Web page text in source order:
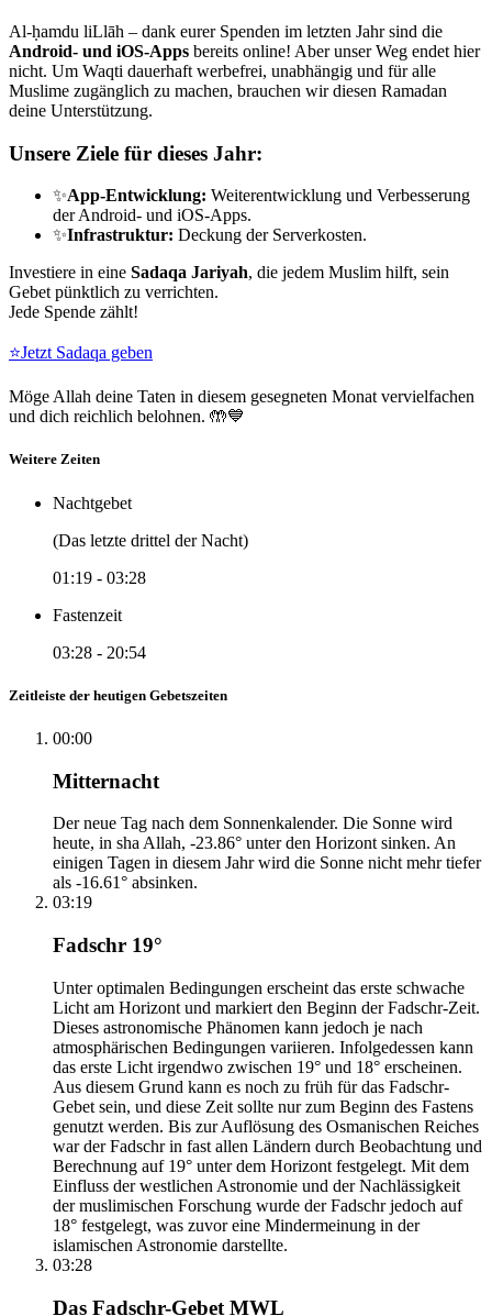
Al-ḥamdu liLlāh – dank eurer Spenden im letzten Jahr sind die
Android- und iOS-Apps bereits online! Aber unser Weg endet hier
nicht. Um Waqti dauerhaft werbefrei, unabhängig und für alle
Muslime zugänglich zu machen, brauchen wir diesen Ramadan
deine Unterstützung.
Unsere Ziele für dieses Jahr:
✨App-Entwicklung: Weiterentwicklung und Verbesserung
der Android- und iOS-Apps.
✨Infrastruktur: Deckung der Serverkosten.
Investiere in eine Sadaqa Jariyah, die jedem Muslim hilft, sein
Gebet pünktlich zu verrichten.
Jede Spende zählt!
⭐Jetzt Sadaqa geben
Möge Allah deine Taten in diesem gesegneten Monat vervielfachen
und dich reichlich belohnen. 🤲💙
Weitere Zeiten
Nachtgebet
(Das letzte drittel der Nacht)
01:19 - 03:28
Fastenzeit
03:28 - 20:54
Zeitleiste der heutigen Gebetszeiten
00:00
Mitternacht
Der neue Tag nach dem Sonnenkalender. Die Sonne wird
heute, in sha Allah, -23.86° unter den Horizont sinken. An
einigen Tagen in diesem Jahr wird die Sonne nicht mehr tiefer
als -16.61° absinken.
03:19
Fadschr 19°
Unter optimalen Bedingungen erscheint das erste schwache
Licht am Horizont und markiert den Beginn der Fadschr-Zeit.
Dieses astronomische Phänomen kann jedoch je nach
atmosphärischen Bedingungen variieren. Infolgedessen kann
das erste Licht irgendwo zwischen 19° und 18° erscheinen.
Aus diesem Grund kann es noch zu früh für das Fadschr-
Gebet sein, und diese Zeit sollte nur zum Beginn des Fastens
genutzt werden. Bis zur Auflösung des Osmanischen Reiches
war der Fadschr in fast allen Ländern durch Beobachtung und
Berechnung auf 19° unter dem Horizont festgelegt. Mit dem
Einfluss der westlichen Astronomie und der Nachlässigkeit
der muslimischen Forschung wurde der Fadschr jedoch auf
18° festgelegt, was zuvor eine Mindermeinung in der
islamischen Astronomie darstellte.
03:28
Das Fadschr-Gebet MWL